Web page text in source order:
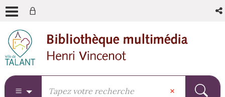
menu
contenu
recherche